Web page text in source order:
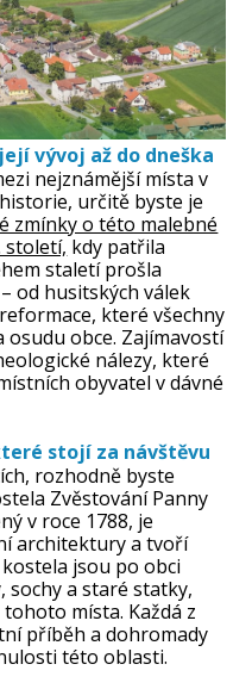
vývoj až do dneška
nejznámější místa v
určitě byste je
zmínky o této malebné
století, kdy patřila
staletí prošla
od husitských válek
které všechny
osudu obce. Zajímavostí
nálezy, které
obyvatel v dávné
stojí za návštěvu
rozhodně byste
Zvěstování Panny
v roce 1788, je
architektury a tvoří
jsou po obci
sochy a staré statky,
místa. Každá z
příběh a dohromady
této oblasti.